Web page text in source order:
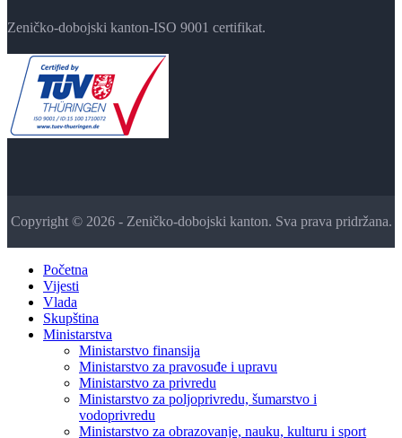
Zeničko-dobojski kanton-ISO 9001 certifikat.
Copyright © 2026 - Zeničko-dobojski kanton. Sva prava pridržana.
Početna
Vijesti
Vlada
Skupština
Ministarstva
Ministarstvo finansija
Ministarstvo za pravosuđe i upravu
Ministarstvo za privredu
Ministarstvo za poljoprivredu, šumarstvo i
vodoprivredu
Ministarstvo za obrazovanje, nauku, kulturu i sport